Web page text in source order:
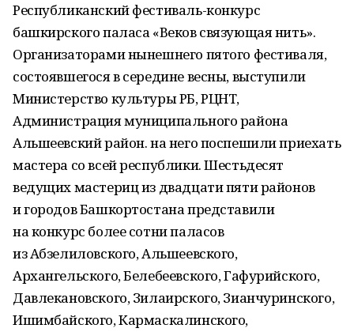
Республиканский фестиваль-конкурс
башкирского паласа «Веков связующая нить».
Организаторами нынешнего пятого фестиваля,
состоявшегося в середине весны, выступили
Министерство культуры РБ, РЦНТ,
Администрация муниципального района
Альшеевский район. на него поспешили приехать
мастера со всей республики. Шестьдесят
ведущих мастериц из двадцати пяти районов
и городов Башкортостана представили
на конкурс более сотни паласов
из Абзелиловского, Альшеевского,
Архангельского, Белебеевского, Гафурийского,
Давлекановского, Зилаирского, Зианчуринского,
Ишимбайского, Кармаскалинского,